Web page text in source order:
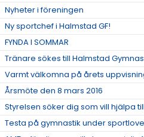
Nyheter i föreningen
Ny sportchef i Halmstad GF!
FYNDA I SOMMAR
Tränare sökes till Halmstad
Varmt välkomna på årets
Årsmöte den 8 mars 2016
Styrelsen söker dig som vill hjälpa till
Testa på gymnastik under